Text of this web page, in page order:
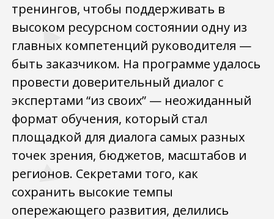
тренингов, чтобы поддерживать в
высоком ресурсном состоянии одну из
главных компетенций руководителя —
быть заказчиком. На программе удалось
провести доверительный диалог с
экспертами “из своих” — неожиданный
формат обучения, который стал
площадкой для диалога самых разных
точек зрения, бюджетов, масштабов и
регионов. Секретами того, как
сохранить высокие темпы
опережающего развития, делились